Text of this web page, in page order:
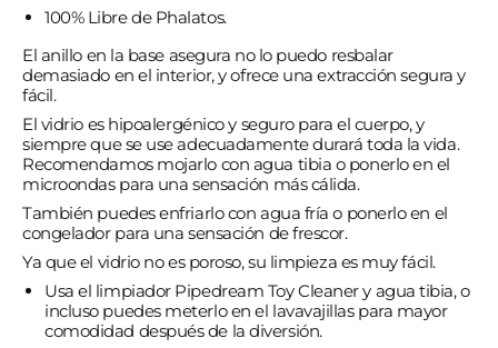
100% Libre de Phalatos.
El anillo en la base asegura no lo puedo resbalar
demasiado en el interior, y ofrece una extracción segura y
fácil.
El vidrio es hipoalergénico y seguro para el cuerpo, y
siempre que se use adecuadamente durará toda la vida.
Recomendamos mojarlo con agua tibia o ponerlo en el
microondas para una sensación más cálida.
También puedes enfriarlo con agua fría o ponerlo en el
congelador para una sensación de frescor.
Ya que el vidrio no es poroso, su limpieza es muy fácil.
Usa el limpiador Pipedream Toy Cleaner y agua tibia, o
incluso puedes meterlo en el lavavajillas para mayor
comodidad después de la diversión.